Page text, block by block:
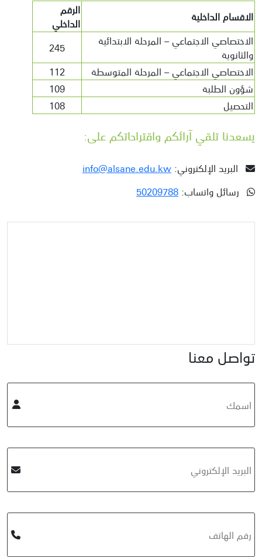
الاقسام الداخلية
الرقم
الداخلي
الاختصاصي الاجتماعي – المرحلة الابتدائية
والثانوية
245
الاختصاصي الاجتماعي – المرحلة المتوسطة
112
شؤون الطلبة
109
التحصيل
108
يسعدنا تلقي آرائكم واقتراحاتكم على:
البريد الإلكتروني: info@alsane.edu.kw
رسائل واتساب: 50209788
تواصل معنا